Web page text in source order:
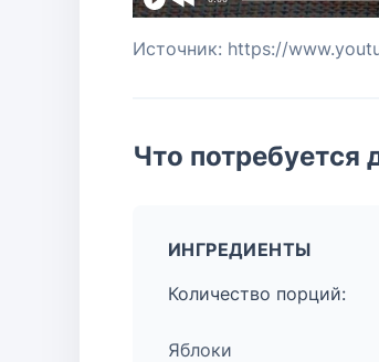
Источник: https://
Что потребуется
ИНГРЕДИЕНТЫ
Количество порций:
Яблоки